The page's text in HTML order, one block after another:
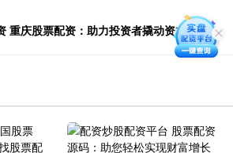
重庆股票配资：助力投资者撬动资本杠杆